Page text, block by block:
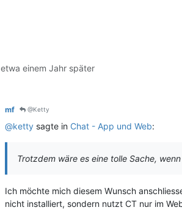
etwa einem Jahr später
mf @Ketty
@ketty sagte in Chat - App und Web:
Trotzdem wäre es eine tolle Sache,
Ich möchte mich diesem Wunsch
nicht installiert, sondern nutzt CT nur im